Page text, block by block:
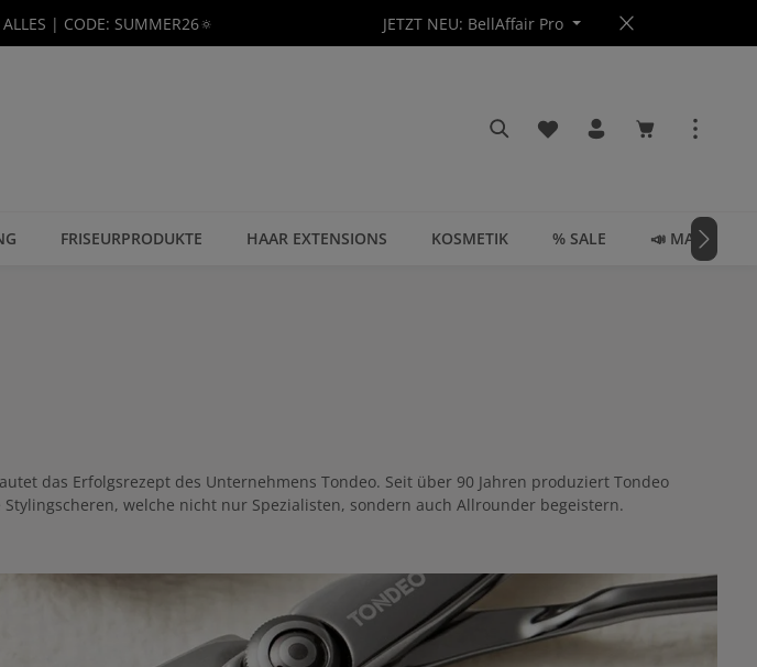
| CODE: SUMMER26🔅 JETZT NEU: BellAffair Pro
Du hast 0 Produkte auf
Warenkorb
FRISEURPRODUKTE HAAR EXTENSIONS KOSMETIK % SALE 📣 MAGAZIN
das Erfolgsrezept des Unternehmens Tondeo. Seit über 90 Jahren produziert Tondeo
welche nicht nur Spezialisten, sondern auch Allrounder begeistern.